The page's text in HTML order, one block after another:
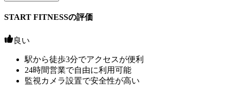
START FITNESSの評価
良い
駅から徒歩3分でアクセスが便利
24時間営業で自由に利用可能
監視カメラ設置で安全性が高い